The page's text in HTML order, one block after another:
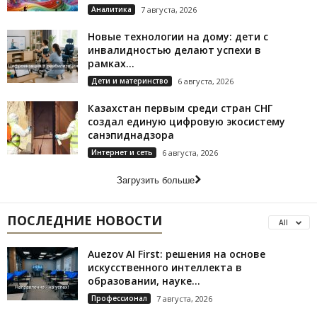
Аналитика 7 августа, 2026
Новые технологии на дому: дети с
инвалидностью делают успехи в
рамках...
Дети и материнство 6 августа, 2026
Казахстан первым среди стран СНГ
создал единую цифровую экосистему
санэпиднадзора
Интернет и сеть 6 августа, 2026
Загрузить больше
ПОСЛЕДНИЕ НОВОСТИ All
Auezov AI First: решения на основе
искусственного интеллекта в
образовании, науке...
Профессионал 7 августа, 2026